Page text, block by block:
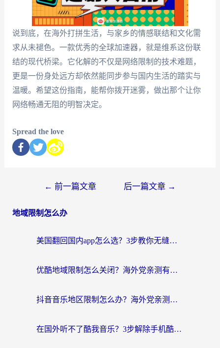
说到底，在海外打拼生活，与家乡的情感联结和文化需
求从未褪色。一款优秀的全球加速器，就是维系这份联
结的现代桥梁。它化解的不仅是网络限制的技术难题，
更是一份身处远方却依然能同步参与国内生活的踏实与
温暖。希望这份指南，能帮你拨开迷雾，做出那个让你
网络畅通无阻的明智决定。
Spread the love
← 前一篇文章 后一篇文章 →
地域限制怎么办
美国翻回国内app怎么选？3步教你无缝刷剧、登12123、访问国内网站
优酷地域限制怎么关闭？海外党亲测有效的追剧加速器选择指南
抖音音乐地区限制怎么办？海外党亲测有效的听歌自由指南
在国外听不了酷我音乐？3步解除手机酷我音乐海外限制，附实测好用加速器